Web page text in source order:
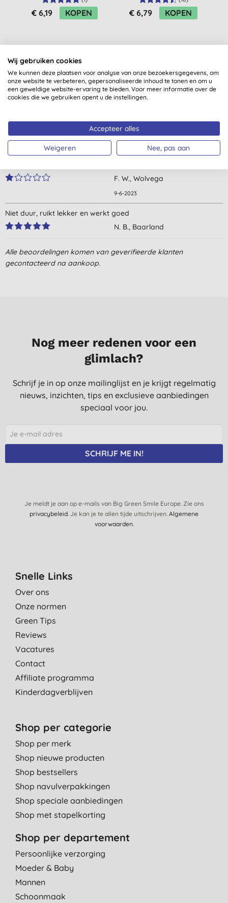
€ 6,19 KOPEN
(droog/gekleurd)
€ 6,79 KOPEN
Klantbeoordelingen
Helaas een flinke reactie hierop gekregen. De huid die in
aanraking kwam met mijn haren/conditioner werd rood,
F. W., Wolvega
9-6-2023
Niet duur, ruikt lekker en werkt goed
N. B., Baarland
Gewoon prima spul
28-2-2018
uit de bus te krijgen. Aan de andere kant wel handig, omdat er
dan niet ineens veel te veel uitkomt.
A. G., Lier
A. B., Emblem
A. D., Tiel
11-5-2015
Alle beoordelingen komen van geverifieerde klanten
gecontacteerd na aankoop.
Nog meer redenen voor een
glimlach?
Schrijf je in op onze mailinglijst en je krijgt regelmatig
nieuws, inzichten, tips en exclusieve aanbiedingen
speciaal voor jou.
SCHRIJF ME IN!
Je meldt je aan op e-mails van Big Green Smile Europe. Zie ons
privacybeleid. Je kan je te allen tijde uitschrijven. Algemene
voorwaarden.
Snelle Links
Over ons
Onze normen
Green Tips
Reviews
Vacatures
Contact
Affiliate programma
Kinderdagverblijven
Shop per categorie
Shop per merk
Shop nieuwe producten
Shop bestsellers
Shop navulverpakkingen
Shop speciale aanbiedingen
Shop met stapelkorting
Shop per departement
Persoonlijke verzorging
Moeder & Baby
Mannen
Schoonmaak
Wij gebruiken cookies
We kunnen deze plaatsen voor analyse van onze bezoekersgegevens, om
onze website te verbeteren, gepersonaliseerde inhoud te tonen en om u
een geweldige website-ervaring te bieden. Voor meer informatie over de
cookies die we gebruiken opent u de instellingen.
Accepteer alles
Weigeren Nee, pas aan